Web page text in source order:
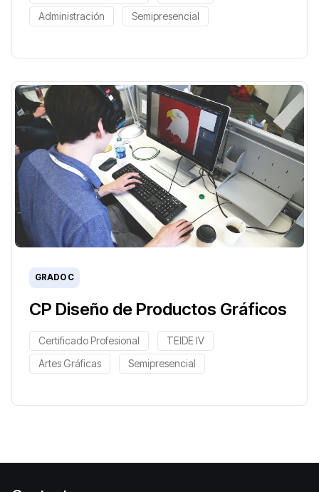
Administración
Semipresencial
CP Diseño de Productos Gráficos
GRADO C
Certificado Profesional
TEIDE IV
Artes Gráficas
Semipresencial